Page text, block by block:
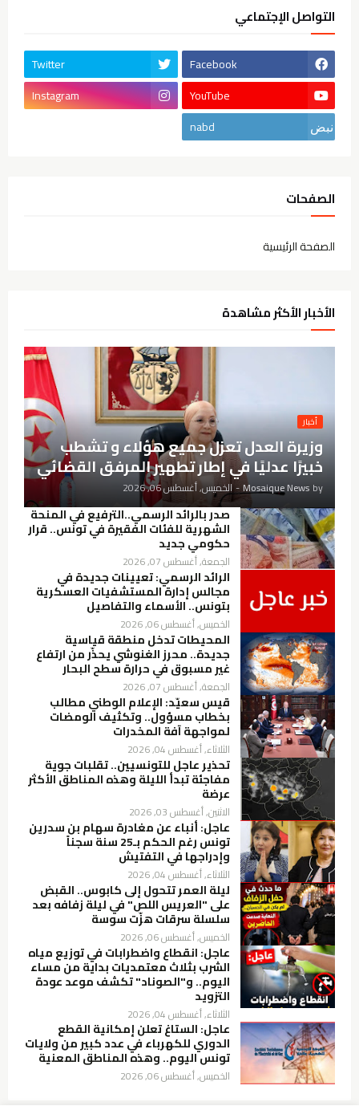
التواصل الإجتماعي
Facebook
Twitter
YouTube
Instagram
nabd
الصفحات
الصفحة الرئيسية
الأخبار الأكثر مشاهدة
أخبار
وزيرة العدل تعزل جميع هؤلاء و تشطب
خبيرًا عدليًا في إطار تطهير المرفق القضائي
by
Mosaique News
- الخميس, أغسطس 06, 2026
صدر بالرائد الرسمي..الترفيع في المنحة
الشهرية للفئات الفقيرة في تونس.. قرار
حكومي جديد
الجمعة, أغسطس 07, 2026
الرائد الرسمي: تعيينات جديدة في
مجالس إدارة المستشفيات العسكرية
بتونس.. الأسماء والتفاصيل
الخميس, أغسطس 06, 2026
المحيطات تدخل منطقة قياسية
جديدة.. محرز الغنوشي يحذّر من ارتفاع
غير مسبوق في حرارة سطح البحار
الجمعة, أغسطس 07, 2026
قيس سعيّد: الإعلام الوطني مطالب
بخطاب مسؤول.. وتكثيف الومضات
لمواجهة آفة المخدرات
الثلاثاء, أغسطس 04, 2026
تحذير عاجل للتونسيين.. تقلبات جوية
مفاجئة تبدأ الليلة وهذه المناطق الأكثر
عرضة
الاثنين, أغسطس 03, 2026
عاجل: أنباء عن مغادرة سهام بن سدرين
تونس رغم الحكم بـ25 سنة سجناً
وإدراجها في التفتيش
الثلاثاء, أغسطس 04, 2026
ليلة العمر تتحول إلى كابوس.. القبض
على "العريس اللص" في ليلة زفافه بعد
سلسلة سرقات هزّت سوسة
الخميس, أغسطس 06, 2026
عاجل: انقطاع واضطرابات في توزيع مياه
الشرب بثلاث معتمديات بداية من مساء
اليوم.. و"الصوناد" تكشف موعد عودة
التزويد
الثلاثاء, أغسطس 04, 2026
عاجل: الستاغ تعلن إمكانية القطع
الدوري للكهرباء في عدد كبير من ولايات
تونس اليوم.. وهذه المناطق المعنية
الخميس, أغسطس 06, 2026